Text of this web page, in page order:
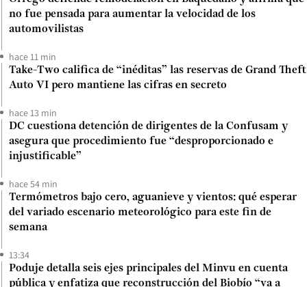
no fue pensada para aumentar la velocidad de los
automovilistas
hace 11 min
Take-Two califica de “inéditas” las reservas de Grand Theft
Auto VI pero mantiene las cifras en secreto
hace 13 min
DC cuestiona detención de dirigentes de la Confusam y
asegura que procedimiento fue “desproporcionado e
injustificable”
hace 54 min
Termómetros bajo cero, aguanieve y vientos: qué esperar
del variado escenario meteorológico para este fin de
semana
13:34
Poduje detalla seis ejes principales del Minvu en cuenta
pública y enfatiza que reconstrucción del Biobío “va a